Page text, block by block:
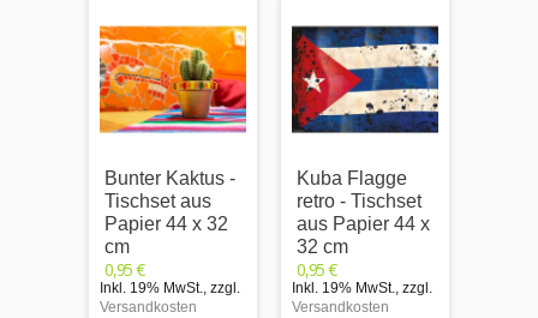
Bunter Kaktus -
Tischset aus
Papier 44 x 32
cm
0,95 €
Inkl. 19% MwSt., zzgl.
Versandkosten
Kuba Flagge
retro - Tischset
aus Papier 44 x
32 cm
0,95 €
Inkl. 19% MwSt., zzgl.
Versandkosten